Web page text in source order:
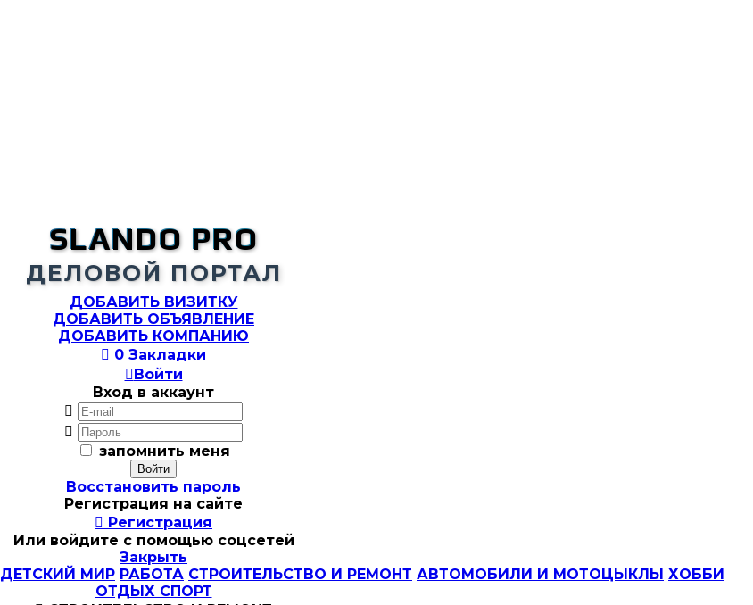
SLANDO PRO
ДЕЛОВОЙ ПОРТАЛ
ДОБАВИТЬ ВИЗИТКУ
ДОБАВИТЬ ОБЪЯВЛЕНИЕ
ДОБАВИТЬ КОМПАНИЮ
 0 Закладки
Войти
Вход в аккаунт


запомнить меня
Восстановить пароль
Регистрация на сайте
 Регистрация
Или войдите с помощью соцсетей
Закрыть
ДЕТСКИЙ МИР РАБОТА СТРОИТЕЛЬСТВО И РЕМОНТ АВТОМОБИЛИ И МОТОЦЫКЛЫ ХОББИ
ОТДЫХ СПОРТ